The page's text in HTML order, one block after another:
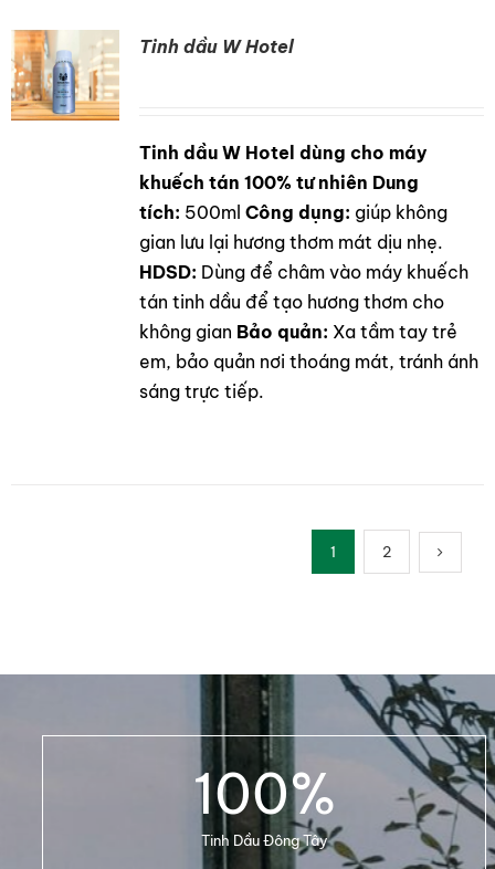
Tinh dầu W Hotel
Tinh dầu W Hotel dùng cho máy
khuếch tán 100% tư nhiên Dung
tích: 500ml Công dụng: giúp không
gian lưu lại hương thơm mát dịu nhẹ.
HDSD: Dùng để châm vào máy khuếch
tán tinh dầu để tạo hương thơm cho
không gian Bảo quản: Xa tầm tay trẻ
em, bảo quản nơi thoáng mát, tránh ánh
sáng trực tiếp.
1 2
100%
Tinh Dầu Đông Tây